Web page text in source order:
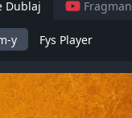
Dublaj Fragman
y Fys Player